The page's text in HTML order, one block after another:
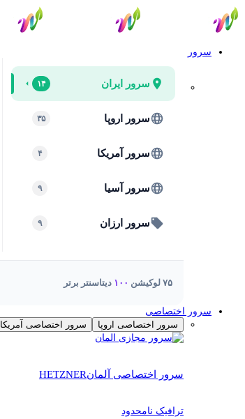
سرور
سرور ایران ۱۴
سرور اروپا ۳۵
سرور آمریکا ۴
سرور آسیا ۹
سرور ارزان ۹
۷۵ لوکیشن ۱۰۰ دیتاسنتر برتر
سرور اختصاصی
سرور اختصاصی اروپا
سرور اختصاصی آمریکا
سرور اختصاصی آلمانHETZNER
ترافیک نامحدود